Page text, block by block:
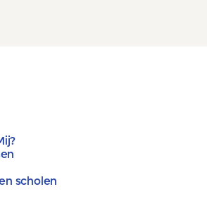
scholen